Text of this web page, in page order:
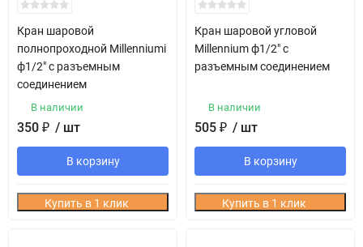
Кран шаровой
полнопроходной Millenniumi
ф1/2" с разъемным
соединением
В наличии
350 ₽ / шт
В корзину
Купить в 1 клик
Кран шаровой угловой
Millennium ф1/2" с
разъемным соединением
В наличии
505 ₽ / шт
В корзину
Купить в 1 клик